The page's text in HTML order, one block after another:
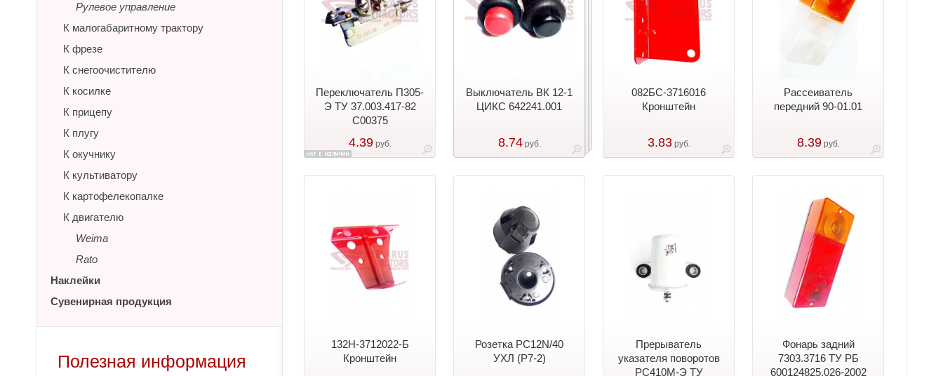
Переключатель П305-
Э ТУ 37.003.417-82
С00375
4.39руб.
Выключатель ВК 12-1
ЦИКС 642241.001
8.74руб.
082БС-3716016
Кронштейн
3.83руб.
Рассеиватель
передний 90-01.01
8.39руб.
132Н-3712022-Б
Кронштейн
Розетка PC12N/40
УХЛ (Р7-2)
Прерыватель
указателя поворотов
РС410М-Э ТУ
Фонарь задний
7303.3716 ТУ РБ
600124825.026-2002
Рулевое управление
К малогабаритному трактору
К фрезе
К снегоочистителю
К косилке
К прицепу
К плугу
К окучнику
К культиватору
К картофелекопалке
К двигателю
Weima
Rato
Наклейки
Сувенирная продукция
Полезная информация